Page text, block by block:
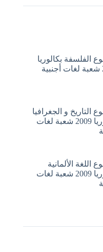
الفلسفة بكالوريا
التاريخ و الجغرافيا
بكالوريا 2009 شعبة لغات
اللغة الألمانية
بكالوريا 2009 شعبة لغات